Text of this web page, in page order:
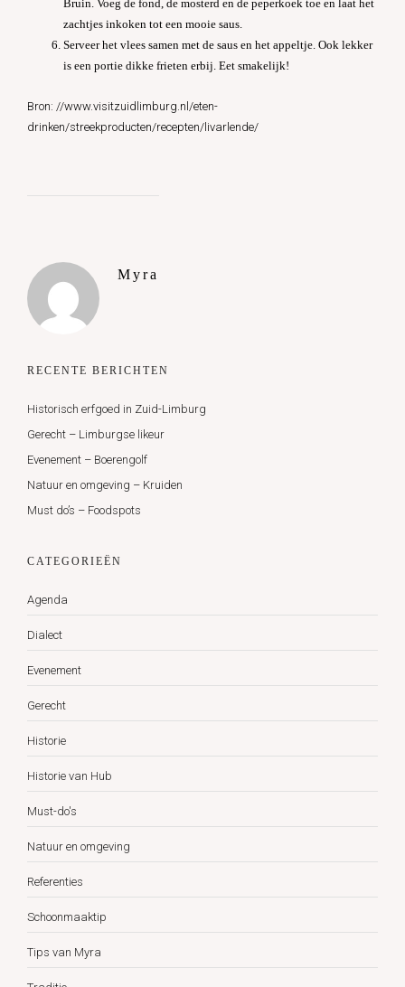
Bruin. Voeg de fond, de mosterd en de peperkoek toe en laat het
zachtjes inkoken tot een mooie saus.
Serveer het vlees samen met de saus en het appeltje. Ook lekker
is een portie dikke frieten erbij. Eet smakelijk!
Bron: //www.visitzuidlimburg.nl/eten-
drinken/streekproducten/recepten/livarlende/
Myra
RECENTE BERICHTEN
Historisch erfgoed in Zuid-Limburg
Gerecht – Limburgse likeur
Evenement – Boerengolf
Natuur en omgeving – Kruiden
Must do’s – Foodspots
CATEGORIEËN
Agenda
Dialect
Evenement
Gerecht
Historie
Historie van Hub
Must-do's
Natuur en omgeving
Referenties
Schoonmaaktip
Tips van Myra